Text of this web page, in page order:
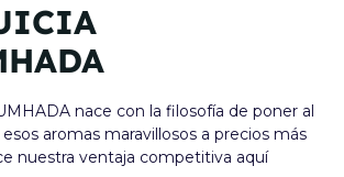
nace con la filosofía de poner al
aromas maravillosos a precios más
nuestra ventaja competitiva aquí